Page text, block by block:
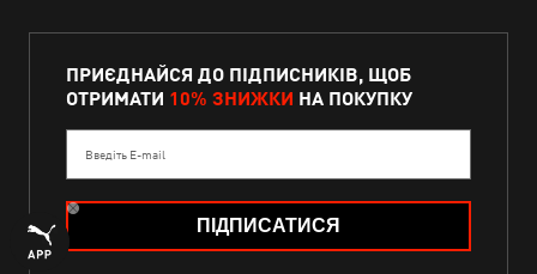
ПРИЄДНАЙСЯ ДО ПІДПИСНИКІВ, ЩОБ
ОТРИМАТИ 10% ЗНИЖКИ НА ПОКУПКУ
Введіть E-mail
ПІДПИСАТИСЯ